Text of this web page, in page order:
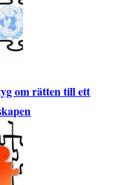
om rätten till ett